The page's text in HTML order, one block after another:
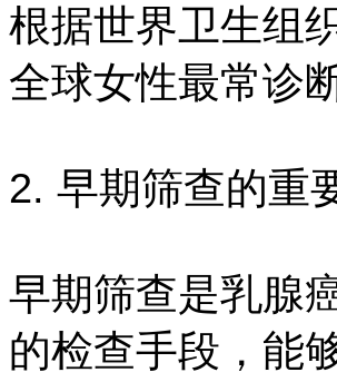
根据世界卫生组
全球女性最常诊
2. 早期筛查的重
早期筛查是乳腺
的检查手段，能